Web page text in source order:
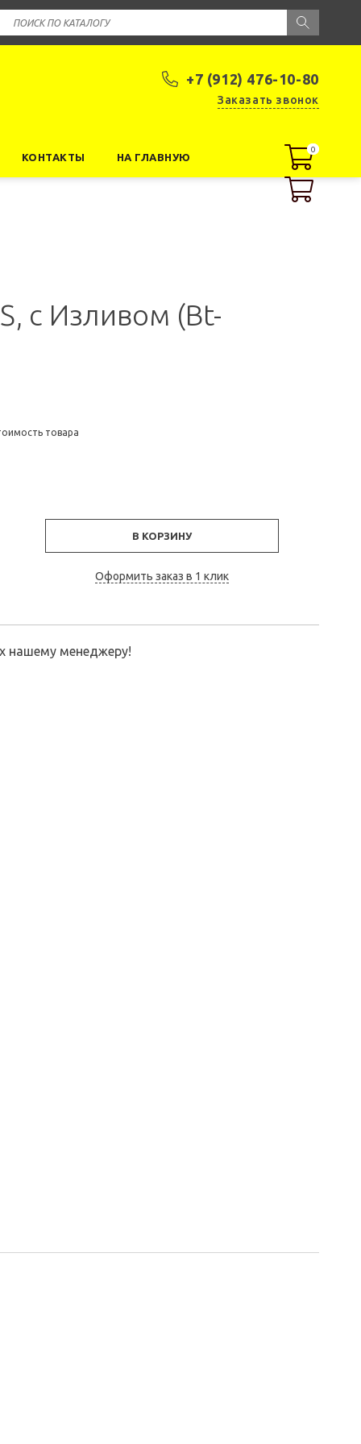
+7 (912) 476-10-80
Заказать звонок
КОНТАКТЫ НА ГЛАВНУЮ
0
0
с Изливом (Bt-
товара
В КОРЗИНУ
Оформить заказ в 1 клик
нашему менеджеру!